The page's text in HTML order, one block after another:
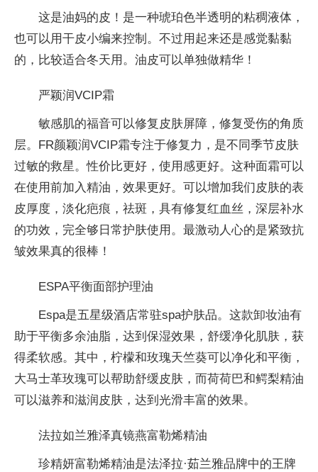
这是油妈的皮！是一种琥珀色半透明的粘稠液体，
也可以用干皮小编来控制。不过用起来还是感觉黏黏
的，比较适合冬天用。油皮可以单独做精华！
严颖润VCIP霜
敏感肌的福音可以修复皮肤屏障，修复受伤的角质
层。FR颜颖润VCIP霜专注于修复力，是不同季节皮肤
过敏的救星。性价比更好，使用感更好。这种面霜可以
在使用前加入精油，效果更好。可以增加我们皮肤的表
皮厚度，淡化疤痕，祛斑，具有修复红血丝，深层补水
的功效，完全够日常护肤使用。最激动人心的是紧致抗
皱效果真的很棒！
ESPA平衡面部护理油
Espa是五星级酒店常驻spa护肤品。这款卸妆油有
助于平衡多余油脂，达到保湿效果，舒缓净化肌肤，获
得柔软感。其中，柠檬和玫瑰天竺葵可以净化和平衡，
大马士革玫瑰可以帮助舒缓皮肤，而荷荷巴和鳄梨精油
可以滋养和滋润皮肤，达到光滑丰富的效果。
法拉如兰雅泽真镜燕富勒烯精油
珍精妍富勒烯精油是法泽拉·茹兰雅品牌中的王牌